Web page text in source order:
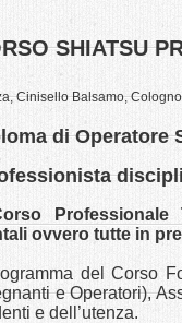
SHIATSU
Cinisello Balsamo,
di Operatore
ovvero tutte in
del Corso
e Operatori),
e dell’utenza.